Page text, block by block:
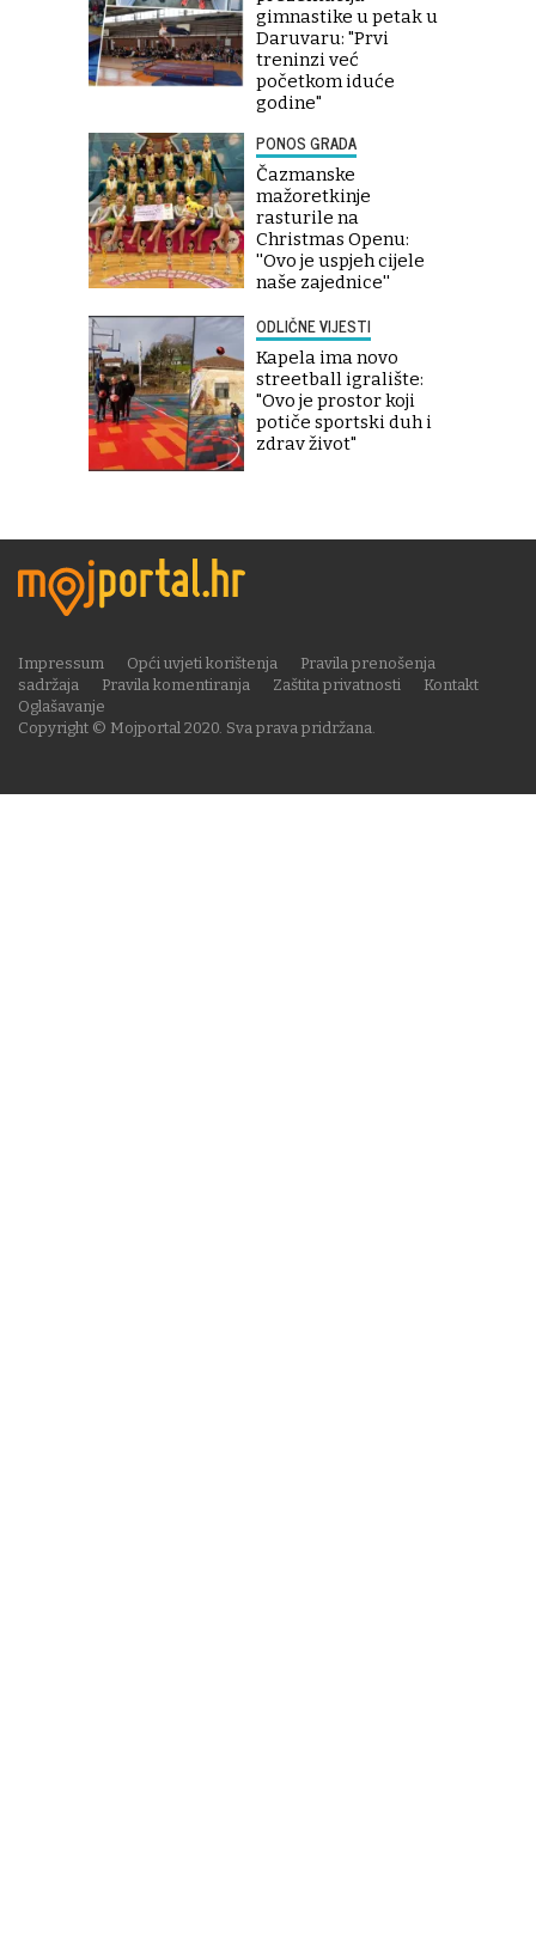
gimnastike u petak u
Daruvaru: "Prvi
treninzi već
početkom iduće
godine"
PONOS GRADA
Čazmanske
mažoretkinje
rasturile na
Christmas Openu:
''Ovo je uspjeh cijele
naše zajednice''
ODLIČNE VIJESTI
Kapela ima novo
streetball igralište:
"Ovo je prostor koji
potiče sportski duh i
zdrav život"
Copyright © Mojportal 2020. Sva prava pridržana.
Impressum Opći uvjeti korištenja
Pravila prenošenja
sadržaja
Pravila komentiranja Zaštita privatnosti
Kontakt
Oglašavanje